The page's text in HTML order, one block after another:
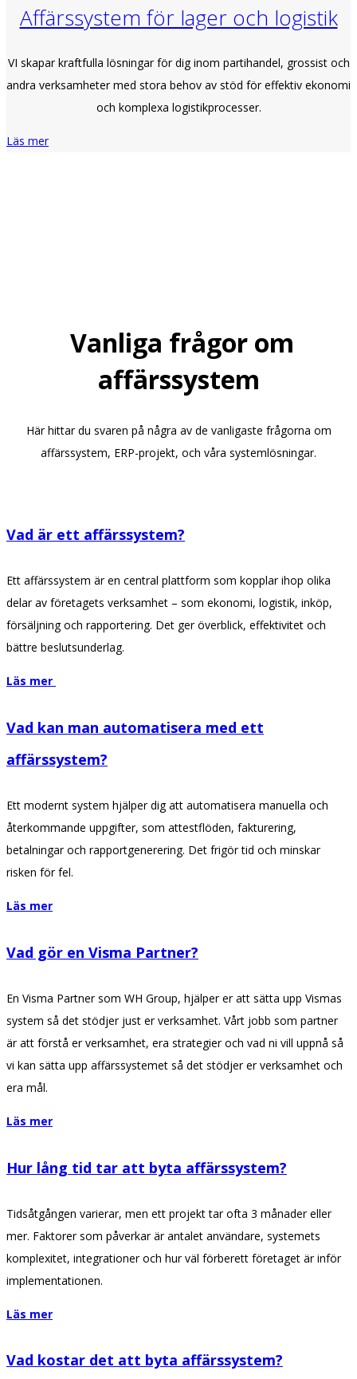
Affärssystem för lager och logistik
VI skapar kraftfulla lösningar för dig inom partihandel, grossist och
andra verksamheter med stora behov av stöd för effektiv ekonomi
och komplexa logistikprocesser.
Läs mer
Vanliga frågor om
affärssystem
Här hittar du svaren på några av de vanligaste frågorna om
affärssystem, ERP-projekt, och våra systemlösningar.
Vad är ett affärssystem?
Ett affärssystem är en central plattform som kopplar ihop olika
delar av företagets verksamhet – som ekonomi, logistik, inköp,
försäljning och rapportering. Det ger överblick, effektivitet och
bättre beslutsunderlag.
Läs mer
Vad kan man automatisera med ett
affärssystem?
Ett modernt system hjälper dig att automatisera manuella och
återkommande uppgifter, som attestflöden, fakturering,
betalningar och rapportgenerering. Det frigör tid och minskar
risken för fel.
Läs mer
Vad gör en Visma Partner?
En Visma Partner som WH Group, hjälper er att sätta upp Vismas
system så det stödjer just er verksamhet. Vårt jobb som partner
är att förstå er verksamhet, era strategier och vad ni vill uppnå så
vi kan sätta upp affärssystemet så det stödjer er verksamhet och
era mål.
Läs mer
Hur lång tid tar att byta affärssystem?
Tidsåtgången varierar, men ett projekt tar ofta 3 månader eller
mer. Faktorer som påverkar är antalet användare, systemets
komplexitet, integrationer och hur väl förberett företaget är inför
implementationen.
Läs mer
Vad kostar det att byta affärssystem?